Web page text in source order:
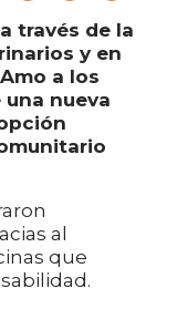
través de la
y en
a los
una nueva
al
que